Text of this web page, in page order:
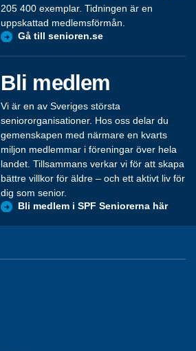
205 400 exemplar. Tidningen är en
uppskattad medlemsförmån.
Gå till senioren.se
Bli medlem
Vi är en av Sveriges största
seniororganisationer. Hos oss delar du
gemenskapen med närmare en kvarts
miljon medlemmar i föreningar över hela
landet. Tillsammans verkar vi för att skapa
bättre villkor för äldre – och ett aktivt liv för
dig som senior.
Bli medlem i SPF Seniorerna här